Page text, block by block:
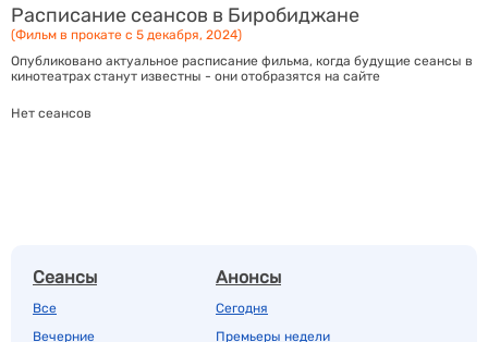
Расписание сеансов в Биробиджане
(Фильм в прокате с 5 декабря, 2024)
Опубликовано актуальное расписание фильма, когда будущие сеансы в
кинотеатрах станут известны - они отобразятся на сайте
Нет сеансов
Сеансы
Все
Вечерние
Анонсы
Сегодня
Премьеры недели